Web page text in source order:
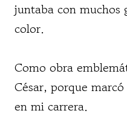
juntaba con muchos
color.
Como obra
César, porque
en mi carrera.